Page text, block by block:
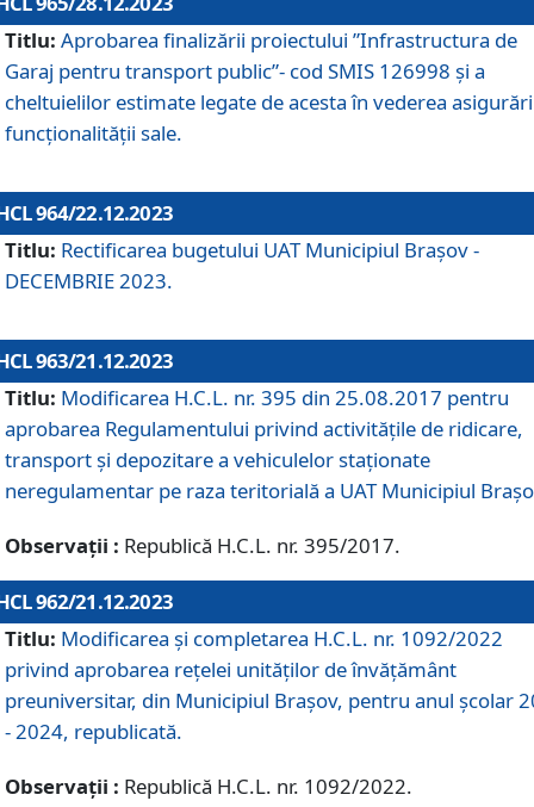
Titlu: Aprobarea finalizării proiectului ”Infrastructura de
Garaj pentru transport public”- cod SMIS 126998 și a
cheltuielilor estimate legate de acesta în vederea
funcționalității sale.
964/22.12.2023
Titlu: Rectificarea bugetului UAT Municipiul Braşov -
DECEMBRIE 2023.
963/21.12.2023
Titlu: Modificarea H.C.L. nr. 395 din 25.08.2017 pentru
aprobarea Regulamentului privind activitățile de ridicare,
transport şi depozitare a vehiculelor staționate
neregulamentar pe raza teritorială a UAT Municipiul
Observații : Republică H.C.L. nr. 395/2017.
962/21.12.2023
Titlu: Modificarea și completarea H.C.L. nr. 1092/2022
privind aprobarea rețelei unităților de învăţământ
preuniversitar, din Municipiul Braşov, pentru anul școlar
- 2024, republicată.
Observații : Republică H.C.L. nr. 1092/2022.